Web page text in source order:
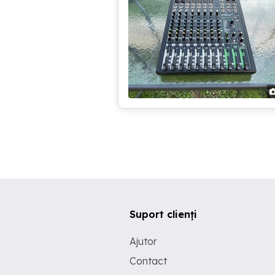
Suport clienți
Ajutor
Contact